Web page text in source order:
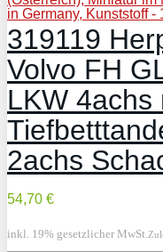
319119
Volvo FH
LKW 4achs
2achs
54,70 €
inkl. 19% gesetzlicher MwSt.